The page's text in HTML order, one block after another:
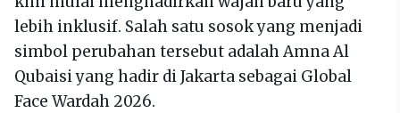
lebih inklusif. Salah satu sosok yang menjadi
simbol perubahan tersebut adalah Amna Al
Qubaisi yang hadir di Jakarta sebagai Global
Face Wardah 2026.